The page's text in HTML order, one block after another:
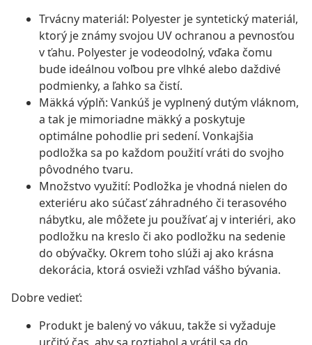
Trvácny materiál: Polyester je syntetický materiál,
ktorý je známy svojou UV ochranou a pevnosťou
v ťahu. Polyester je vodeodolný, vďaka čomu
bude ideálnou voľbou pre vlhké alebo daždivé
podmienky, a ľahko sa čistí.
Mäkká výplň: Vankúš je vyplnený dutým vláknom,
a tak je mimoriadne mäkký a poskytuje
optimálne pohodlie pri sedení. Vonkajšia
podložka sa po každom použití vráti do svojho
pôvodného tvaru.
Množstvo využití: Podložka je vhodná nielen do
exteriéru ako súčasť záhradného či terasového
nábytku, ale môžete ju používať aj v interiéri, ako
podložku na kreslo či ako podložku na sedenie
do obývačky. Okrem toho slúži aj ako krásna
dekorácia, ktorá osvieži vzhľad vášho bývania.
Dobre vedieť:
Produkt je balený vo vákuu, takže si vyžaduje